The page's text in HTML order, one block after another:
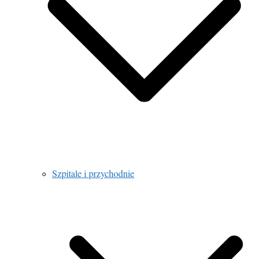
Szpitale i przychodnie